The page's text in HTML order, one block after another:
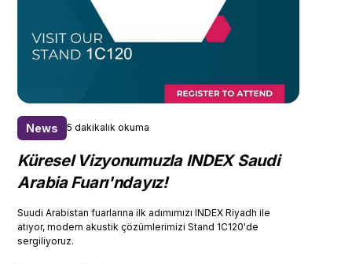
News 5 dakikalık okuma
Küresel Vizyonumuzla INDEX Saudi
Arabia Fuarı'ndayız!
Suudi Arabistan fuarlarına ilk adımımızı INDEX Riyadh ile
atıyor, modern akustik çözümlerimizi Stand 1C120'de
sergiliyoruz.